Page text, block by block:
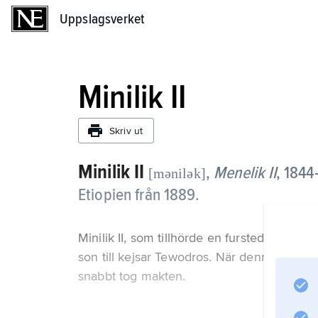
Uppslagsverket
Minilik II
Skriv ut
Minilik II [mənilək], MenelikII,
Etiopien från 1889.
Minilik II, som tillhörde en furstedynasti i
son till kejsar Tewodros. När dennes
snabbt tog makten.